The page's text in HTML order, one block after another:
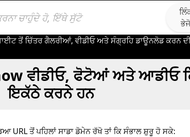
ਭੇਜੋ
ਤੋਂ ਚਿੱਤਰ ਗੈਲਰੀਆਂ, ਵੀਡੀਓ ਅਤੇ ਸੰਗ੍ਰਹਿ ਡਾਊਨਲੋਡ ਕਰਨ
ਵੀਡੀਓ, ਫੋਟੋਆਂ ਅਤੇ ਆਡੀਓ
ਇਕੱਠੇ ਕਰਨੇ ਹਨ
URL ਤੋਂ ਪਹਿਲਾਂ ਸਾਡਾ ਡੋਮੇਨ ਰੱਖੋ ਤਾਂ ਕਿ ਸੰਭਾਲ ਸ਼ੁਰੂ ਹੋ ਸਕੇ: